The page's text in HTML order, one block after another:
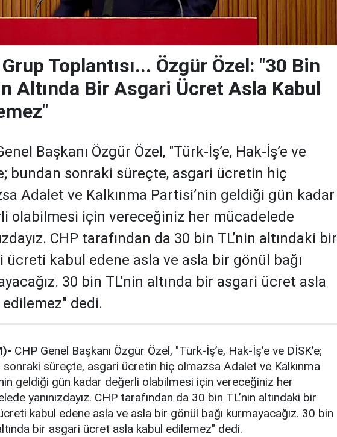
Toplantısı... Özgür Özel: "30 Bin
Altında Bir Asgari Ücret Asla Kabul
Başkanı Özgür Özel, "Türk-İş’e, Hak-İş’e ve
bundan sonraki süreçte, asgari ücretin hiç
Adalet ve Kalkınma Partisi’nin geldiği gün kadar
olabilmesi için vereceğiniz her mücadelede
CHP tarafından da 30 bin TL’nin altındaki bir
ücreti kabul edene asla ve asla bir gönül bağı
30 bin TL’nin altında bir asgari ücret asla
edilemez" dedi.
CHP Genel Başkanı Özgür Özel, "Türk-İş’e, Hak-İş’e ve DİSK’e;
sonraki süreçte, asgari ücretin hiç olmazsa Adalet ve Kalkınma
geldiği gün kadar değerli olabilmesi için vereceğiniz her
yanınızdayız. CHP tarafından da 30 bin TL’nin altındaki bir
kabul edene asla ve asla bir gönül bağı kurmayacağız. 30 bin
bir asgari ücret asla kabul edilemez" dedi.